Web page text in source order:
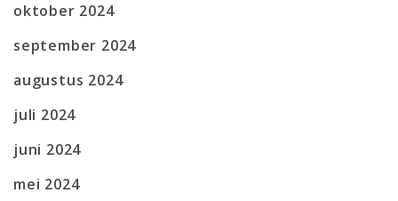
oktober 2024
september 2024
augustus 2024
juli 2024
juni 2024
mei 2024